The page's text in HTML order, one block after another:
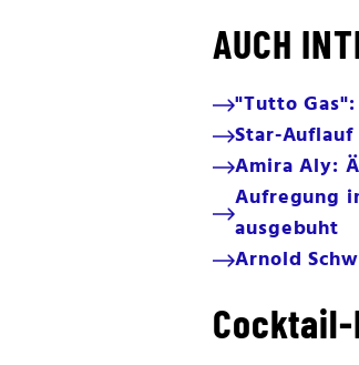
AUCH
"Tutto
Star-
Amira Aly:
Aufregung
ausgebuht
Arnold